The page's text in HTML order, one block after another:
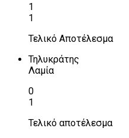
1
1
Τελικό Αποτέλεσμα
Τηλυκράτης
Λαμία
0
1
Τελικό αποτέλεσμα